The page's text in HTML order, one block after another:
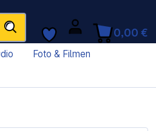
0,00 €
Foto & Filmen